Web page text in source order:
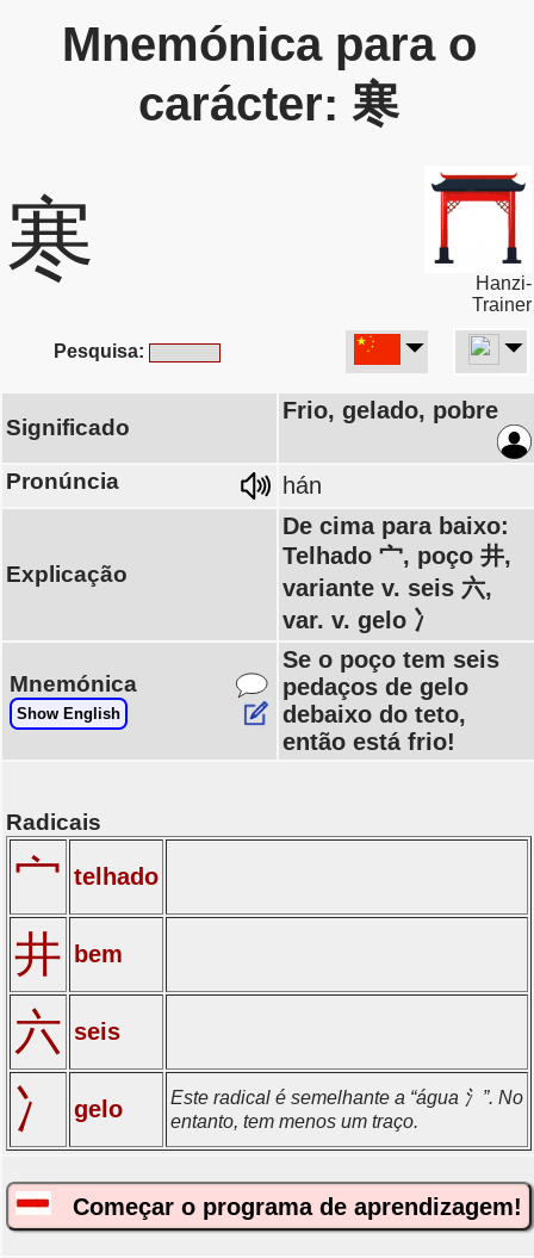
Mnemónica para o
carácter: 寒
寒
Hanzi-
Trainer
Pesquisa:
Significado
Frio, gelado, pobre
Pronúncia hán
Explicação
De cima para baixo:
Telhado 宀, poço 井,
variante v. seis 六,
var. v. gelo 冫
Mnemónica
Show English
Se o poço tem seis
pedaços de gelo
debaixo do teto,
então está frio!
Radicais
宀 telhado
井 bem
六 seis
冫 gelo
Este radical é semelhante a “água 氵”. No
entanto, tem menos um traço.
Começar o programa de aprendizagem!